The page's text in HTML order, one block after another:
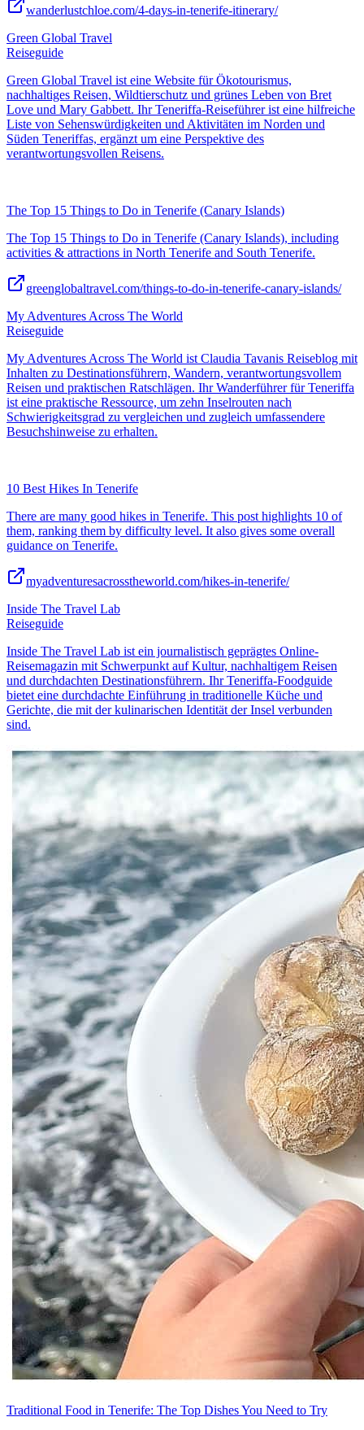
wanderlustchloe.com/4-days-in-tenerife-itinerary/
Green Global Travel
Reiseguide
Green Global Travel ist eine Website für Ökotourismus,
nachhaltiges Reisen, Wildtierschutz und grünes Leben von Bret
Love und Mary Gabbett. Ihr Teneriffa-Reiseführer ist eine hilfreiche
Liste von Sehenswürdigkeiten und Aktivitäten im Norden und
Süden Teneriffas, ergänzt um eine Perspektive des
verantwortungsvollen Reisens.
The Top 15 Things to Do in Tenerife (Canary Islands)
The Top 15 Things to Do in Tenerife (Canary Islands), including
activities & attractions in North Tenerife and South Tenerife.
greenglobaltravel.com/things-to-do-in-tenerife-canary-islands/
My Adventures Across The World
Reiseguide
My Adventures Across The World ist Claudia Tavanis Reiseblog mit
Inhalten zu Destinationsführern, Wandern, verantwortungsvollem
Reisen und praktischen Ratschlägen. Ihr Wanderführer für Teneriffa
ist eine praktische Ressource, um zehn Inselrouten nach
Schwierigkeitsgrad zu vergleichen und zugleich umfassendere
Besuchshinweise zu erhalten.
10 Best Hikes In Tenerife
There are many good hikes in Tenerife. This post highlights 10 of
them, ranking them by difficulty level. It also gives some overall
guidance on Tenerife.
myadventuresacrosstheworld.com/hikes-in-tenerife/
Inside The Travel Lab
Reiseguide
Inside The Travel Lab ist ein journalistisch geprägtes Online-
Reisemagazin mit Schwerpunkt auf Kultur, nachhaltigem Reisen
und durchdachten Destinationsführern. Ihr Teneriffa-Foodguide
bietet eine durchdachte Einführung in traditionelle Küche und
Gerichte, die mit der kulinarischen Identität der Insel verbunden
sind.
Traditional Food in Tenerife: The Top Dishes You Need to Try